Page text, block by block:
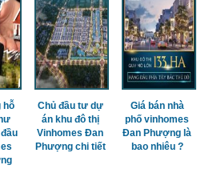
hỗ
Chủ đầu tư dự
án khu đô thị
Vinhomes Đan
Phượng chi tiết
Giá bán nhà
phố vinhomes
Đan Phượng là
bao nhiêu ?